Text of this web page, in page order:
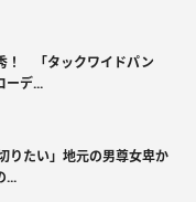
！ 「タックワイドパン
ーデ...
りたい」地元の男尊女卑か
...